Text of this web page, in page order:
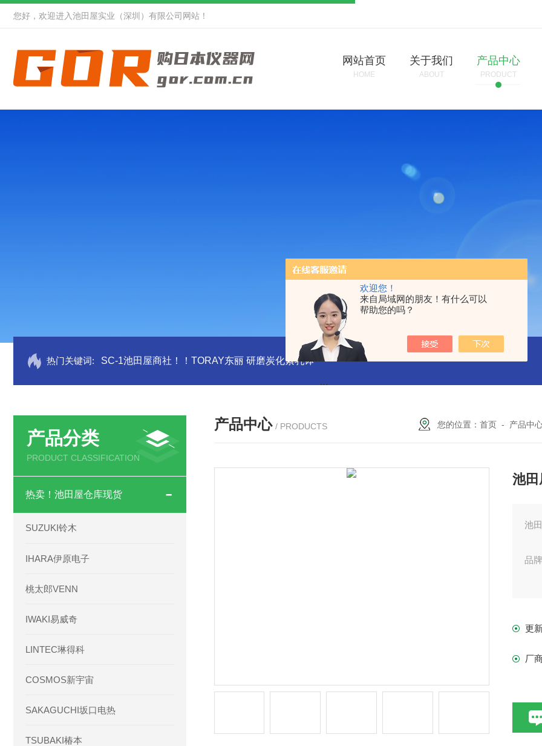
欢迎您！
来自局域网的朋友！有什么可以
帮助您的吗？
您好，欢迎进入池田屋实业（深圳）有限公司网站！
网站首页
HOME
关于我们
ABOUT
产品中心
PRODUCT
热门关键词: SC-1池田屋商社！！TORAY东丽 研磨炭化素乳钵 AGB-K-0.2-C01-H03池田屋！！TORAY东丽 TZP
产品分类
PRODUCT CLASSIFICATION
热卖！池田屋仓库现货
SUZUKI铃木
IHARA伊原电子
桃太郎VENN
IWAKI易威奇
LINTEC琳得科
COSMOS新宇宙
SAKAGUCHI坂口电热
TSUBAKI椿本
产品中心 / PRODUCTS 您的位置：首页 - 产品中
池
池
品
型
品
名
型
更
厂